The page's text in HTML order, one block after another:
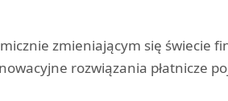
zmieniającym się świecie
rozwiązania płatnicze